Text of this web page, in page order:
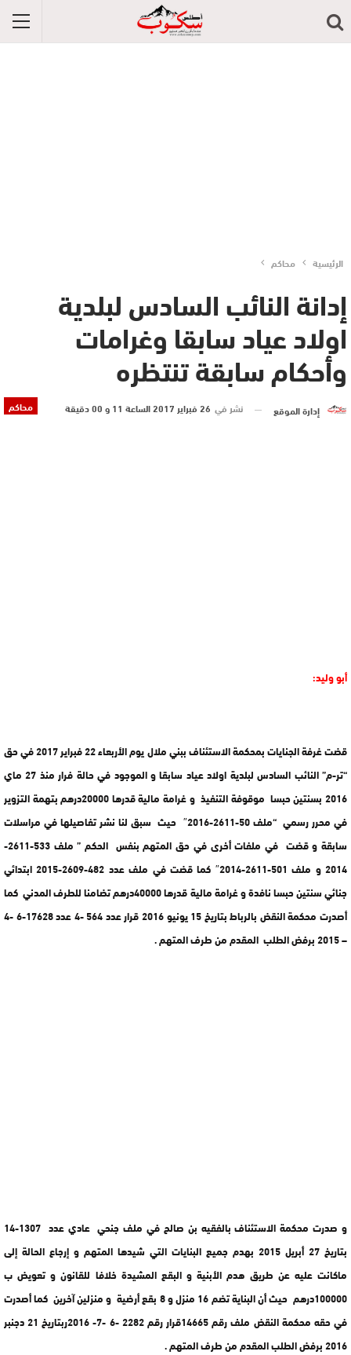
الرئيسية محاكم
إدانة النائب السادس لبلدية
اولاد عياد سابقا وغرامات
وأحكام سابقة تنتظره
محاكم إدارة الموقع نشر في 26 فبراير 2017 الساعة 11 و 00 دقيقة
أبو وليد:
قضت غرفة الجنايات بمحكمة الاستئناف ببني ملال يوم الأربعاء 22 فبراير 2017 في حق
“تر-م” النائب السادس لبلدية اولاد عياد سابقا و الموجود في حالة فرار منذ 27 ماي
2016 بسنتين حبسا موقوفة التنفيذ و غرامة مالية قدرها 20000درهم بتهمة التزوير
في محرر رسمي “ملف 50-2611-2016″ حيث سبق لنا نشر تفاصيلها في مراسلات
سابقة و قضت في ملفات أخرى في حق المتهم بنفس الحكم ” ملف 533-2611-
2014 و ملف 501-2611-2014″ كما قضت في ملف عدد 482-2609-2015 ابتدائي
جنائي سنتين حبسا نافدة و غرامة مالية قدرها 40000درهم تضامنا للطرف المدني كما
أصدرت محكمة النقض بالرباط بتاريخ 15 يونيو 2016 قرار عدد 564 -4 عدد 17628-6 -4
– 2015 برفض الطلب المقدم من طرف المتهم .
و صدرت محكمة الاستئناف بالفقيه بن صالح في ملف جنحي عادي عدد 1307-14
بتاريخ 27 أبريل 2015 بهدم جميع البنايات التي شيدها المتهم و إرجاع الحالة إلى
ماكانت عليه عن طريق هدم الأبنية و البقع المشيدة خلافا للقانون و تعويض ب
100000درهم حيث أن البناية تضم 16 منزل و 8 بقع أرضية و منزلين آخرين كما أصدرت
في حقه محكمة النقض ملف رقم 14665قرار رقم 2282 -6 -7- 2016ربتاريخ 21 دجنبر
2016 برفض الطلب المقدم من طرف المتهم .